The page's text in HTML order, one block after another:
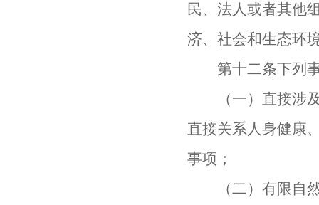
民、法人或者其他
济、社会和生态环
第十二条下列事
（一）直接涉及
直接关系人身健康
事项；
（二）有限自然